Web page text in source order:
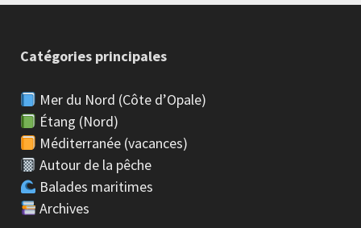
Catégories principales
Mer du Nord (Côte d’Opale)
Étang (Nord)
Méditerranée (vacances)
Autour de la pêche
Balades maritimes
Archives